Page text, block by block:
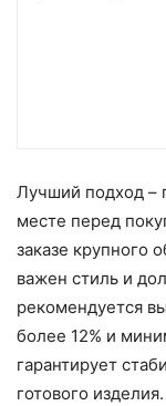
Лучший подход –
месте перед
заказе крупного
важен стиль и
рекомендуется
более 12% и
гарантирует
готового изделия.